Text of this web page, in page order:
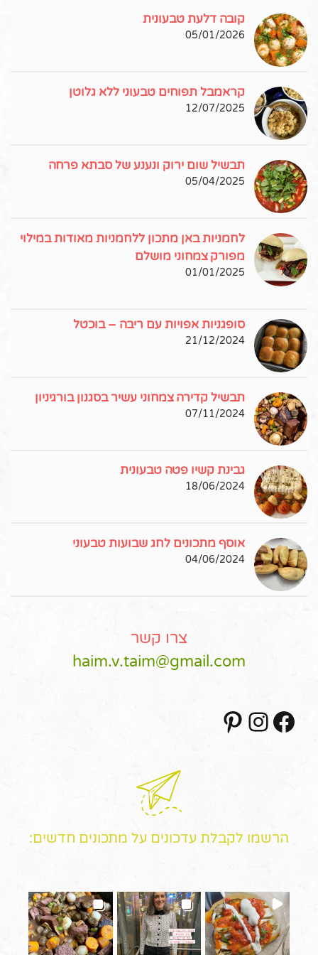
קובה דלעת טבעונית
05/01/2026
קראמבל תפוחים טבעוני ללא גלוטן
12/07/2025
תבשיל שום ירוק ונענע של סבתא פרחה
05/04/2025
לחמניות באן מתכון ללחמניות מאודות במילוי
מפורק צמחוני מושלם
01/01/2025
סופגניות אפויות עם ריבה – בוכטל
21/12/2024
תבשיל קדירה צמחוני עשיר בסגנון בורגיניון
07/11/2024
גבינת קשיו פטה טבעונית
18/06/2024
אוסף מתכונים לחג שבועות טבעוני
04/06/2024
צרו קשר
haim.v.taim@gmail.com
Facebook
Instagram
הרשמו לקבלת עדכונים על מתכונים חדשים: